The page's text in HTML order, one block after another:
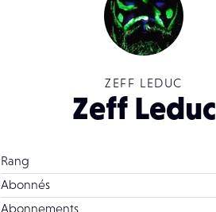
ZEFF LEDUC
Zeff Leduc
Rang
Abonnés
Abonnements